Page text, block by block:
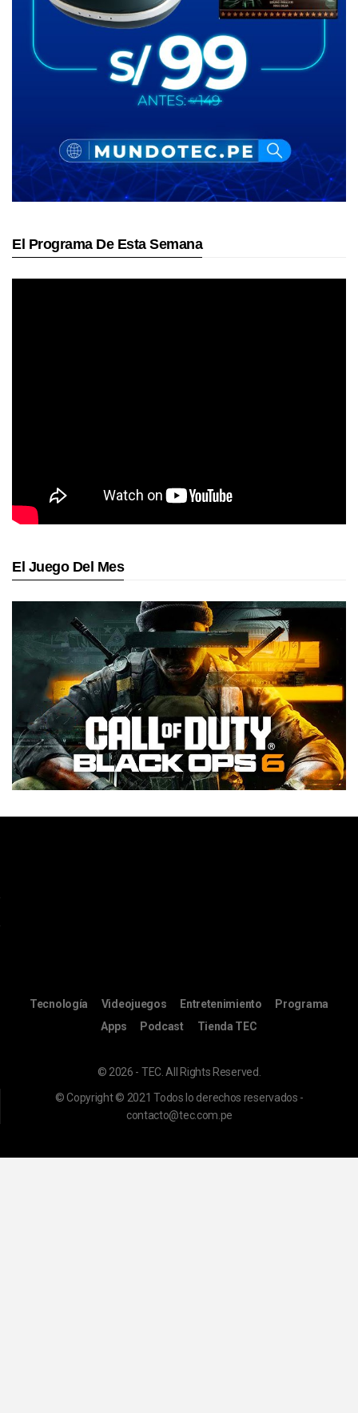
El Programa De Esta Semana
El Juego Del Mes
Tecnología Videojuegos Entretenimiento
Programa
Apps
Podcast Tienda TEC
© 2026 - TEC. All Rights Reserved.
© Copyright © 2021 Todos lo derechos reservados -
contacto@tec.com.pe